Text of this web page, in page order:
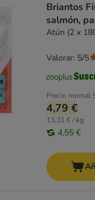
Briantos
salmón,
Atún (2 x
Precio normal
4,79 €
13,31 € / kg
4,55 €
Valorar: 5/5